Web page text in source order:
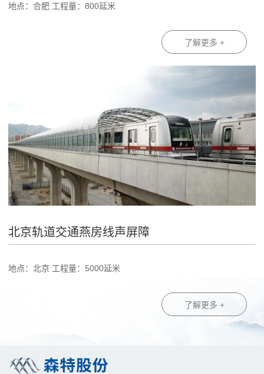
地点：合肥 工程量：800延米
了解更多 +
北京轨道交通燕房线声屏障
地点：北京 工程量：5000延米
了解更多 +